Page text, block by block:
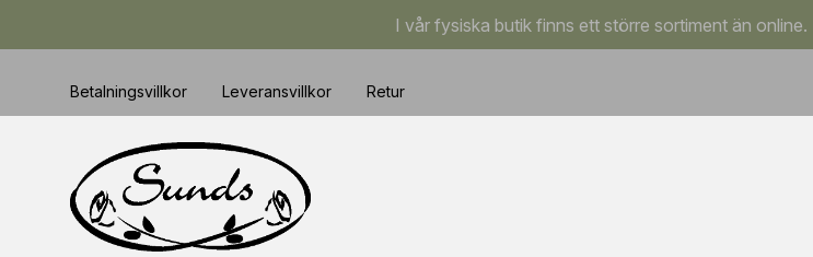
I vår fysiska butik finns ett större sortiment än
Betalningsvillkor Leveransvillkor Retur